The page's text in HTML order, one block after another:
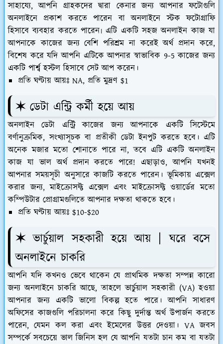
সাহায্যে, আপনি গ্রাহকদের দ্বারা কেনার জন্য আপনার ফটোগুলি
অনলাইনে প্রকাশ করতে পারেন বা অনলাইনে স্টক ফটোগ্রাফি
হিসাবে ব্যবহার করতে পারেন৷ এটি একটি সহজ অনলাইন কাজ যা
আপনাকে কাজের জন্য বেশি পরিশ্রম না করেই অর্থ প্রদান করে,
বিশেষ করে যদি আপনি এটিকে আপনার স্বাভাবিক 9-5 কাজের জন্য
একটি পার্শ্ব হস্টল হিসাবে সেট আপ করেন।
প্রতি ঘণ্টায় আয়ঃ NA, প্রতি মুদ্রণ $1
✶ ডেটা এন্ট্রি কর্মী হয়ে আয়
অনলাইন ডেটা এন্ট্রি কাজের জন্য আপনাকে একটি সিস্টেমে
বর্ণানুক্রমিক, সংখ্যাসূচক বা প্রতীকী ডেটা ইনপুট করতে হবে। এটি
অনেক মজার মতো শোনাতে পারে না, তবে এটি একটি অনলাইন
কাজ যা ভাল অর্থ প্রদান করতে পারে! এছাড়াও, আপনি যখনই
আপনার সময়সূচী অনুসারে কাজটি করতে পারেন। ভূমিকায় এক্সেল
করার জন্য, মাইক্রোসফ্ট এক্সেল এবং মাইক্রোসফ্ট ওয়ার্ডের মতো
কম্পিউটার প্রোগ্রামগুলিতে আপনার দক্ষতা থাকতে হবে।
প্রতি ঘণ্টায় আয়ঃ $10-$20
✶ ভার্চুয়াল সহকারী হয়ে আয় | ঘরে বসে
অনলাইনে চাকরি
আপনি যদি কখনও ভেবে থাকেন যে প্রাথমিক দক্ষতা সম্পন্ন কারো
জন্য অনলাইনে চাকরি আছে, তাহলে ভার্চুয়াল সহকারী (VA) হওয়া
আপনার জন্য একটি ভালো বিকল্প হতে পারে। আপনি সাধারণ
অফিসের কাজগুলি পরিচালনা করে কিছু দুর্দান্ত অর্থ উপার্জন করতে
পারেন, যেমন কল করা এবং ইমেলের উত্তর দেওয়া। VA জবস
সম্পর্কে সবচেয়ে ভাল জিনিস হল যে আপনি যতটা চান কম বা যতটা